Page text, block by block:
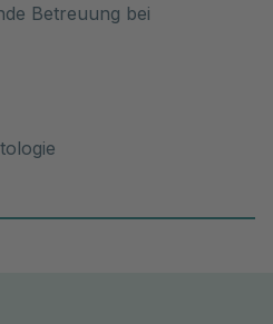
Betreuung bei